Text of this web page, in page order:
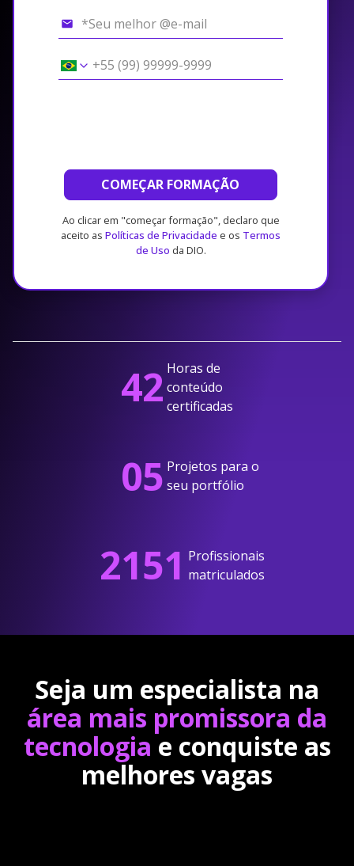
COMEÇAR FORMAÇÃO
Ao clicar em "começar formação", declaro que
aceito as Políticas de Privacidade e os Termos
de Uso da DIO.
42 Horas de
conteúdo
certificadas
05 Projetos para o
seu portfólio
2151 Profissionais
matriculados
Seja um especialista na
área mais promissora da
tecnologia e conquiste as
melhores vagas